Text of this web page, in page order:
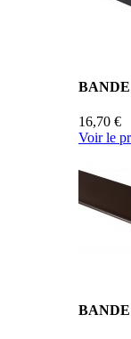
16,70 €
Voir le